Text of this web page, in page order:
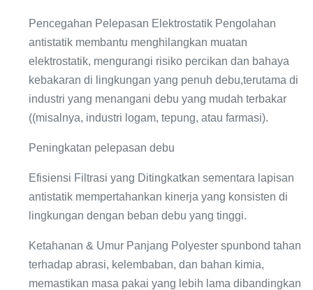
Pencegahan Pelepasan Elektrostatik Pengolahan
antistatik membantu menghilangkan muatan
elektrostatik, mengurangi risiko percikan dan bahaya
kebakaran di lingkungan yang penuh debu,terutama di
industri yang menangani debu yang mudah terbakar
((misalnya, industri logam, tepung, atau farmasi).
Peningkatan pelepasan debu
Efisiensi Filtrasi yang Ditingkatkan sementara lapisan
antistatik mempertahankan kinerja yang konsisten di
lingkungan dengan beban debu yang tinggi.
Ketahanan & Umur Panjang Polyester spunbond tahan
terhadap abrasi, kelembaban, dan bahan kimia,
memastikan masa pakai yang lebih lama dibandingkan